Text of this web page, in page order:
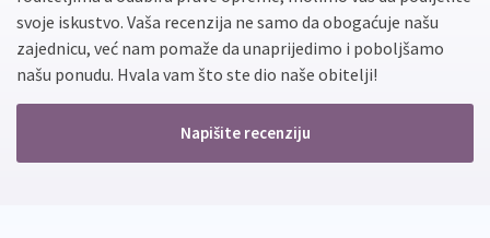
svoje iskustvo. Vaša recenzija ne samo da obogaćuje našu
zajednicu, već nam pomaže da unaprijedimo i poboljšamo
našu ponudu. Hvala vam što ste dio naše obitelji!
Napišite recenziju